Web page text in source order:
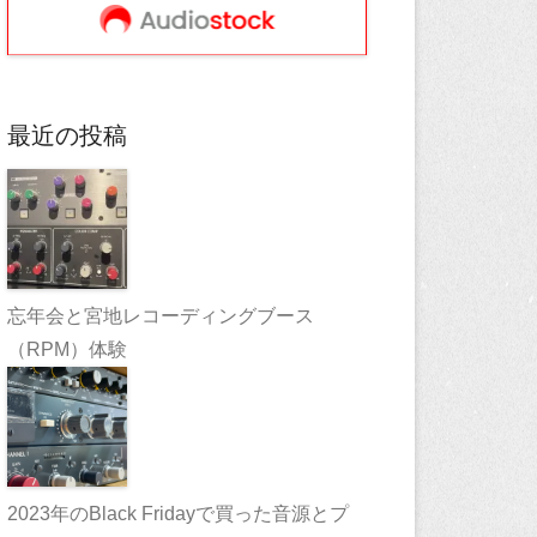
最近の投稿
忘年会と宮地レコーディングブース
（RPM）体験
2023年のBlack Fridayで買った音源とプ